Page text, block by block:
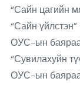
“Сайн цагийн
“Сайн
ОУС-ын
“Сувилахуйн
ОУС-ын